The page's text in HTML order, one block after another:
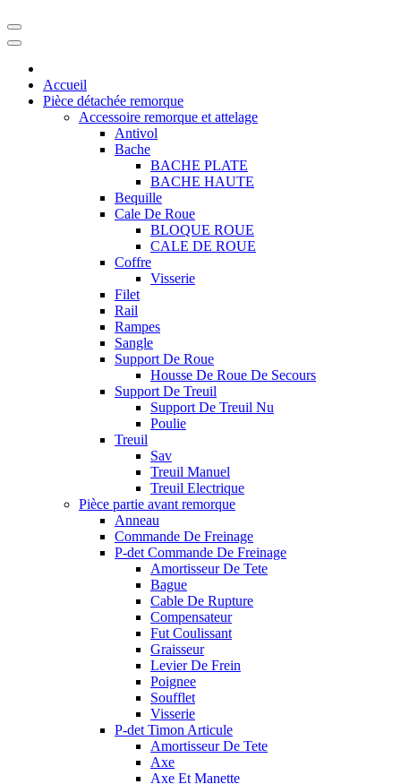
Accueil
Pièce détachée remorque
Accessoire remorque et attelage
Antivol
Bache
BACHE PLATE
BACHE HAUTE
Bequille
Cale De Roue
BLOQUE ROUE
CALE DE ROUE
Coffre
Visserie
Filet
Rail
Rampes
Sangle
Support De Roue
Housse De Roue De Secours
Support De Treuil
Support De Treuil Nu
Poulie
Treuil
Sav
Treuil Manuel
Treuil Electrique
Pièce partie avant remorque
Anneau
Commande De Freinage
P-det Commande De Freinage
Amortisseur De Tete
Bague
Cable De Rupture
Compensateur
Fut Coulissant
Graisseur
Levier De Frein
Poignee
Soufflet
Visserie
P-det Timon Articule
Amortisseur De Tete
Axe
Axe Et Manette